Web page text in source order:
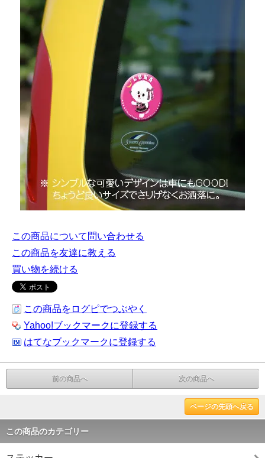
この商品について問い合わせる
この商品を友達に教える
買い物を続ける
この商品をログピでつぶやく
Yahoo!ブックマークに登録する
はてなブックマークに登録する
前の商品へ 次の商品へ
ページの先頭へ戻る
この商品のカテゴリー